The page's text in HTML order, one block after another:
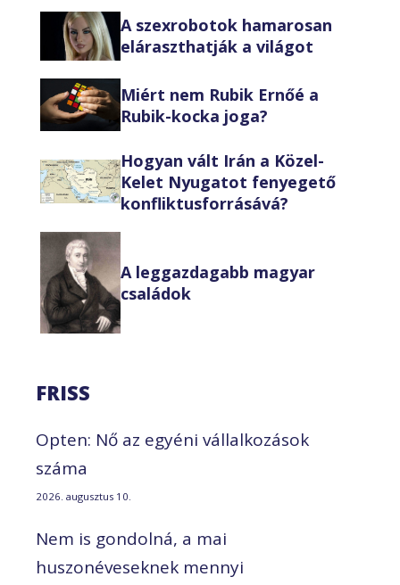
A szexrobotok hamarosan
eláraszthatják a világot
Miért nem Rubik Ernőé a
Rubik-kocka joga?
Hogyan vált Irán a Közel-
Kelet Nyugatot fenyegető
konfliktusforrásává?
A leggazdagabb magyar
családok
FRISS
Opten: Nő az egyéni vállalkozások
száma
2026. augusztus 10.
Nem is gondolná, a mai
huszonéveseknek mennyi